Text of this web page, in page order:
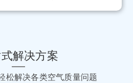
解决方案
松解决各类空气质量问题